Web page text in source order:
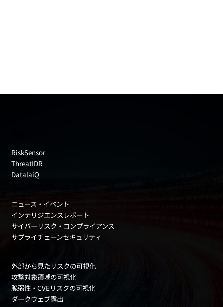
RiskSensor
ThreatIDR
DatalaiQ
外部から見たリスクの可視化
攻撃対象領域の可視化
脆弱性・CVEリスクの可視化
ダークウェブ露出
ニュース・イベント
インテリジエンスレポート
サイバーリスク・コンプライアンス
サプライチェーンセキュリティ